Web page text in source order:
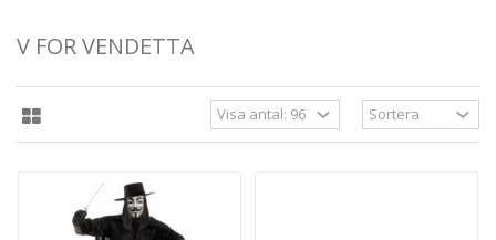
V FOR VENDETTA